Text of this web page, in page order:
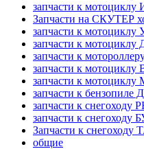
запчасти к
Запчасти на СКУТЕР
запчасти к мотоциклу
запчасти к
запчасти к
запчасти к
запчасти к
запчасти к
запчасти к снегоходу
запчасти к снегоходу
Запчасти к снегоходу
общие